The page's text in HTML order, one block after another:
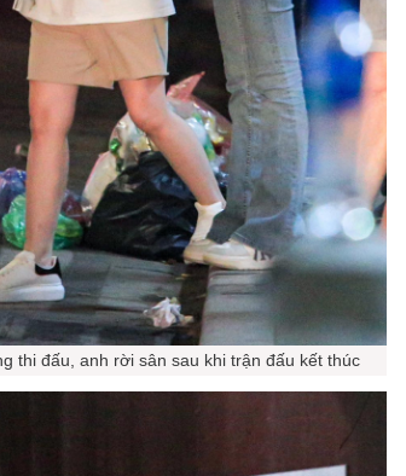
thi đấu, anh rời sân sau khi trận đấu kết thúc